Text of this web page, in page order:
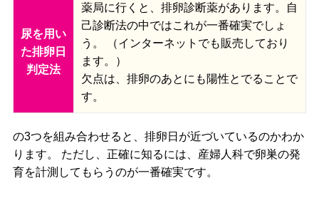
尿を用い
た排卵日
判定法
薬局に行くと、排卵診断薬があります。自
己診断法の中ではこれが一番確実でしょ
う。 （インターネットでも販売しており
ます。）
欠点は、排卵のあとにも陽性とでることで
す。
の3つを組み合わせると、排卵日が近づいているのかわか
ります。 ただし、正確に知るには、産婦人科で卵巣の発
育を計測してもらうのが一番確実です。